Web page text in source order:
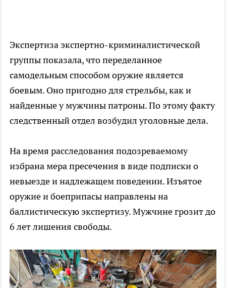
Экспертиза экспертно-криминалистической
группы показала, что переделанное
самодельным способом оружие является
боевым. Оно пригодно для стрельбы, как и
найденные у мужчины патроны. По этому факту
следственный отдел возбудил уголовные дела.
На время расследования подозреваемому
избрана мера пресечения в виде подписки о
невыезде и надлежащем поведении. Изъятое
оружие и боеприпасы направлены на
баллистическую экспертизу. Мужчине грозит до
6 лет лишения свободы.